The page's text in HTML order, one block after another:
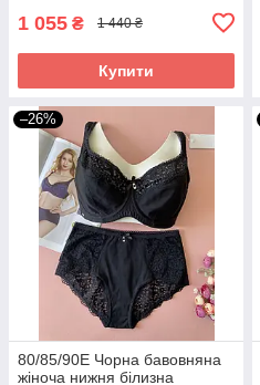
1 055 ₴ 1 440 ₴
Купити
–26%
80/85/90Е Чорна бавовняна
жіноча нижня білизна